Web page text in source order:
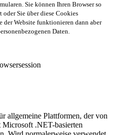
Sie können Ihren Browser so
Sie über diese Cookies
Website funktionieren dann aber
Daten.
allgemeine Plattformen, der von
.NET-basierten